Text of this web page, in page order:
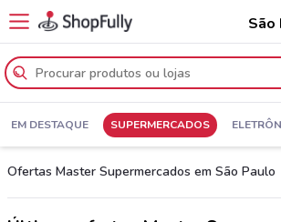
São
EM DESTAQUE SUPERMERCADOS
Ofertas Master Supermercados em São Paulo